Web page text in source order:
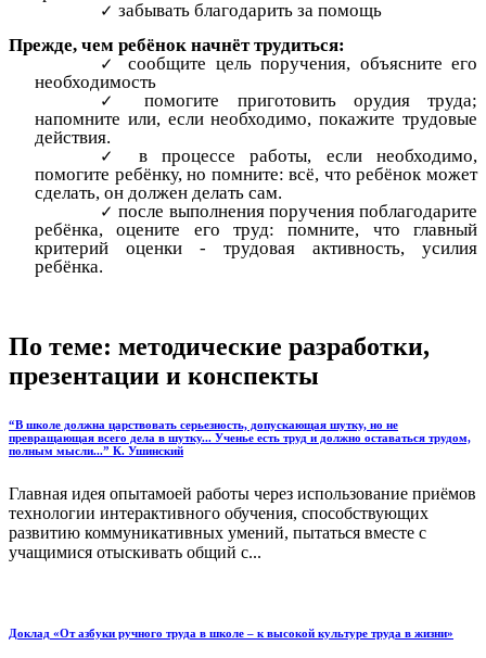
забывать благодарить за помощь
Прежде, чем ребёнок начнёт трудиться:
сообщите цель поручения, объясните его
необходимость
помогите приготовить орудия труда;
напомните или, если необходимо, покажите трудовые
действия.
в процессе работы, если необходимо,
помогите ребёнку, но помните: всё, что ребёнок может
сделать, он должен делать сам.
после выполнения поручения поблагодарите
ребёнка, оцените его труд: помните, что главный
критерий оценки - трудовая активность, усилия
ребёнка.
По теме: методические разработки,
презентации и конспекты
“В школе должна царствовать серьезность, допускающая шутку, но не
превращающая всего дела в шутку... Ученье есть труд и должно оставаться трудом,
полным мысли...” К. Ушинский
Главная идея опытамоей работы через использование приёмов
технологии интерактивного обучения, способствующих
развитию коммуникативных умений, пытаться вместе с
учащимися отыскивать общий с...
Доклад «От азбуки ручного труда в школе – к высокой культуре труда в жизни»